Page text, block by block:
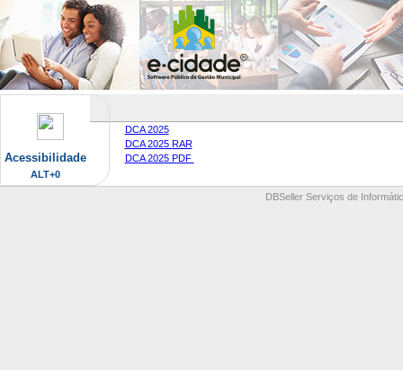
Acessibilidade
ALT+0
DCA 2025
DCA 2025 RAR
DCA 2025 PDF
DBSeller Serviços de